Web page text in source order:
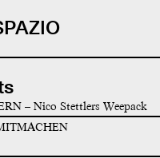
– Nico Stettlers Weepack